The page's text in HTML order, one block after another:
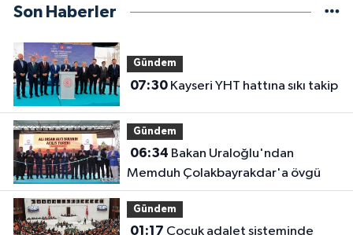
Son Haberler
Gündem
07:30 Kayseri YHT hattına sıkı takip
Gündem
06:34
Memduh Çolakbayrakdar'a övgü
Gündem
01:17